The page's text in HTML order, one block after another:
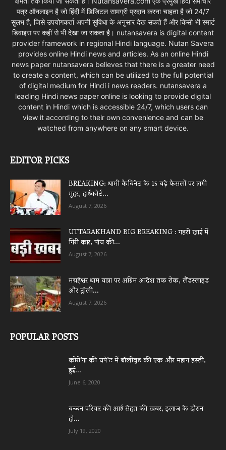
पत्र ऑनलाइन है जो हिंदी में डिजिटल सामग्री प्रदान करना चाहता है जो 24/7
सुलभ है, जिसे उपयोगकर्ता अपनी सुविधा के अनुसार देख सकते हैं और किसी भी स्मार्ट
डिवाइस पर कहीं से भी देखा जा सकता है। nutansavera is digital content
provider framework in regional Hindi language. Nutan Savera
provides online Hindi news and articles. As an online Hindi
news paper nutansavera believes that there is a greater need
to create a content, which can be utilized to the full potential
of digital medium for Hindi i news readers. nutansavera a
leading Hindi news paper online is looking to provide digital
content in Hindi which is accessible 24/7, which users can
view it according to their own convenience and can be
watched from anywhere on any smart device.
EDITOR PICKS
BREAKING: धामी कैबिनेट के 15 बड़े फैसलों पर लगी
मुहर, हाईकोर्ट...
August 7, 2026
UTTARAKHAND BIG BREAKING : गहरी खाई में
गिरी कार, पांच की...
August 7, 2026
मद्महेश्वर धाम यात्रा पर अग्रिम आदेश तक रोक, लैंडस्लाइड
और ट्रॉली...
August 7, 2026
POPULAR POSTS
कोरो’ना की चपे’ट में बॉलीवुड की एक और महान हस्ती,
हुई...
June 6, 2020
बच्चन परिवार की आई सेहत की खबर, इलाज के दौरान
हो...
July 19, 2020